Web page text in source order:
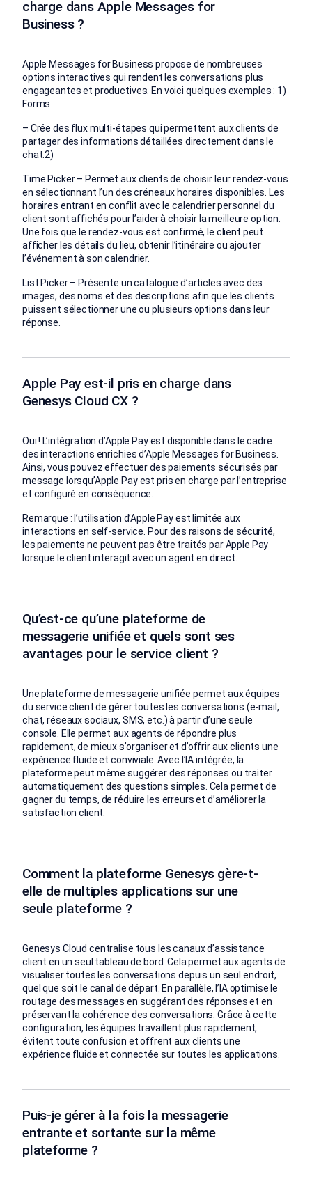
charge dans Apple Messages for
Business ?
Apple Messages for Business propose de nombreuses
options interactives qui rendent les conversations plus
engageantes et productives. En voici quelques exemples : 1)
Forms
– Crée des flux multi-étapes qui permettent aux clients de
partager des informations détaillées directement dans le
chat.2)
Time Picker – Permet aux clients de choisir leur rendez-vous
en sélectionnant l’un des créneaux horaires disponibles. Les
horaires entrant en conflit avec le calendrier personnel du
client sont affichés pour l’aider à choisir la meilleure option.
Une fois que le rendez-vous est confirmé, le client peut
afficher les détails du lieu, obtenir l’itinéraire ou ajouter
l’événement à son calendrier.
List Picker – Présente un catalogue d’articles avec des
images, des noms et des descriptions afin que les clients
puissent sélectionner une ou plusieurs options dans leur
réponse.
Apple Pay est-il pris en charge dans
Genesys Cloud CX ?
Oui ! L’intégration d’Apple Pay est disponible dans le cadre
des interactions enrichies d’Apple Messages for Business.
Ainsi, vous pouvez effectuer des paiements sécurisés par
message lorsqu’Apple Pay est pris en charge par l’entreprise
et configuré en conséquence.
Remarque : l’utilisation d’Apple Pay est limitée aux
interactions en self-service. Pour des raisons de sécurité,
les paiements ne peuvent pas être traités par Apple Pay
lorsque le client interagit avec un agent en direct.
Qu’est-ce qu’une plateforme de
messagerie unifiée et quels sont ses
avantages pour le service client ?
Une plateforme de messagerie unifiée permet aux équipes
du service client de gérer toutes les conversations (e-mail,
chat, réseaux sociaux, SMS, etc.) à partir d’une seule
console. Elle permet aux agents de répondre plus
rapidement, de mieux s’organiser et d’offrir aux clients une
expérience fluide et conviviale. Avec l’IA intégrée, la
plateforme peut même suggérer des réponses ou traiter
automatiquement des questions simples. Cela permet de
gagner du temps, de réduire les erreurs et d’améliorer la
satisfaction client.
Comment la plateforme Genesys gère-t-
elle de multiples applications sur une
seule plateforme ?
Genesys Cloud centralise tous les canaux d’assistance
client en un seul tableau de bord. Cela permet aux agents de
visualiser toutes les conversations depuis un seul endroit,
quel que soit le canal de départ. En parallèle, l’IA optimise le
routage des messages en suggérant des réponses et en
préservant la cohérence des conversations. Grâce à cette
configuration, les équipes travaillent plus rapidement,
évitent toute confusion et offrent aux clients une
expérience fluide et connectée sur toutes les applications.
Puis-je gérer à la fois la messagerie
entrante et sortante sur la même
plateforme ?